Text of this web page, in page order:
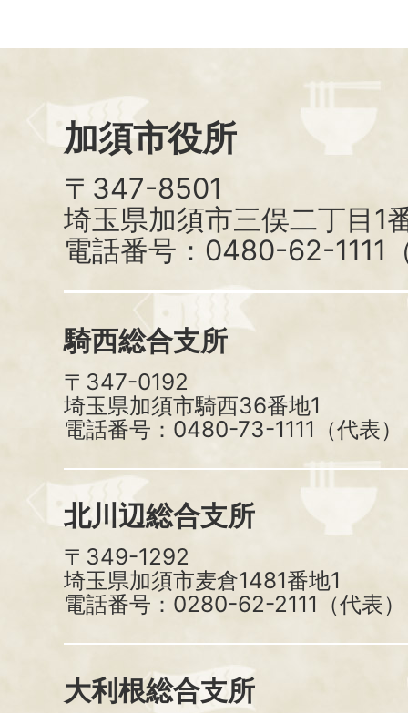
加須市役所
〒347-8501
埼玉県加須市三俣二丁目1
電話番号：0480-62-1111
騎西総合支所
〒347-0192
埼玉県加須市騎西36番地1
電話番号：0480-73-1111（代表）
北川辺総合支所
〒349-1292
埼玉県加須市麦倉1481番地1
電話番号：0280-62-2111（代表）
大利根総合支所